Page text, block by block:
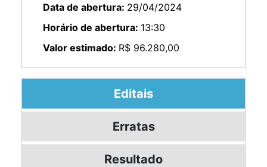
Data de abertura: 29/04/2024
Horário de abertura: 13:30
Valor estimado: R$ 96.280,00
Editais
Erratas
Resultado